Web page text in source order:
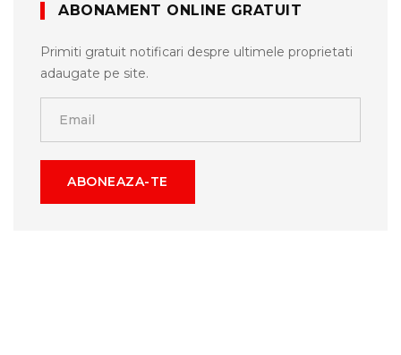
ABONAMENT ONLINE GRATUIT
Primiti gratuit notificari despre ultimele proprietati
adaugate pe site.
ABONEAZA-TE